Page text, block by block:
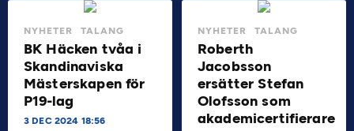
NYHETER TALANG
BK Häcken tvåa i
Skandinaviska
Mästerskapen för
P19-lag
3 DEC 2024 18:56
NYHETER TALANG
Roberth
Jacobsson
ersätter Stefan
Olofsson som
akademicertifierare